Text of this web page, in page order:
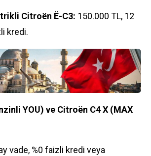
Citroën Ë-C3: 150.000 TL, 12
kredi.
YOU) ve Citroën C4 X (MAX
vade, %0 faizli kredi veya